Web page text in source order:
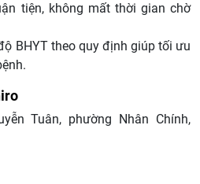
tiện, không mất thời gian chờ
BHYT theo quy định giúp tối ưu
Tuân, phường Nhân Chính,